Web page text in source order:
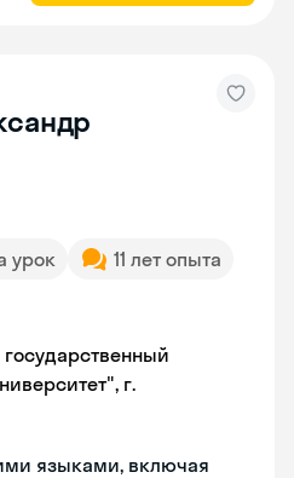
урок
11 лет опыта
г.
языками, включая